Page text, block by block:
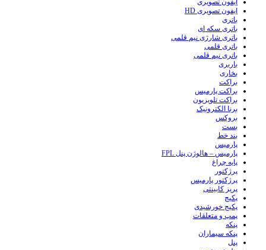
ایفون تصویری
ایفون تصویری HD
باتری
باتری سکه ای
باتری شارژی نیم قلمی
باتری قلمی
باتری نیم قلمی
باربری
بخاری
براکت
براکت پارمیس
براکت تلویزیون
برنا الکترونیک
بروکس
بست
بند خط
پارمیس
پارمیس – هالوژن پنل FPL
پایه چراغ
پرژکتور
پرژکتور پارمیس
پریز کابینتی
پکیج
پکیج خورشیدی
پمپ و متعلقات
پنکه
پنکه سیماران
پنل